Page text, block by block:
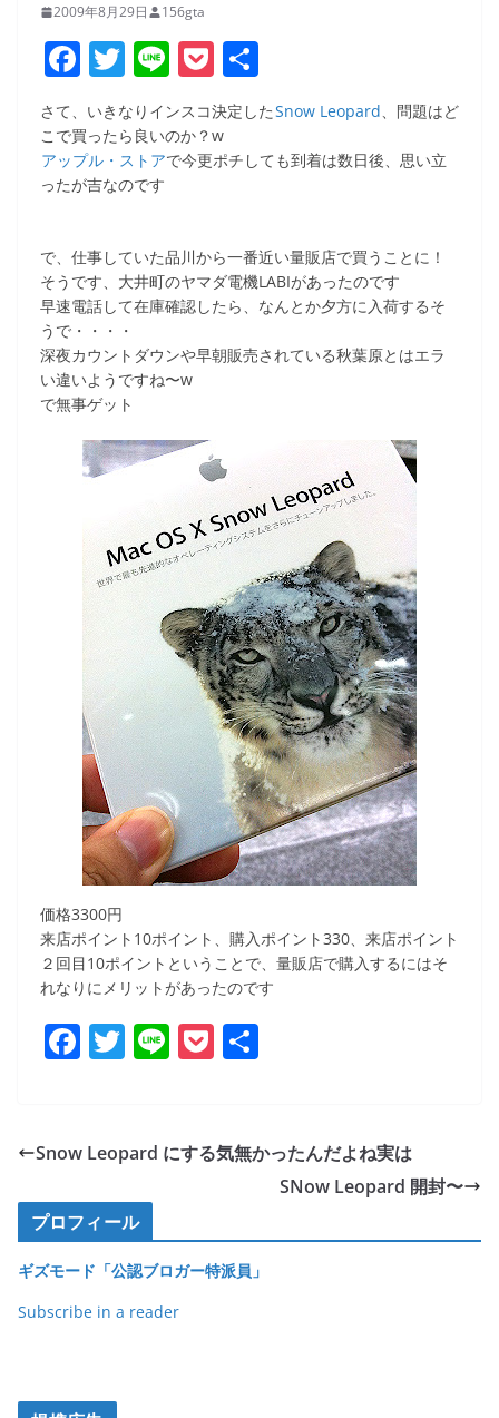
2009年8月29日 156gta
F
a
c
e
b
o
o
k
T
w
itt
er
Li
n
e
P
o
ck
et
有
さて、いきなりインスコ決定したSnow Leopard、問題はど
こで買ったら良いのか？w
アップル・ストアで今更ポチしても到着は数日後、思い立
ったが吉なのです
で、仕事していた品川から一番近い量販店で買うことに！
そうです、大井町のヤマダ電機LABIがあったのです
早速電話して在庫確認したら、なんとか夕方に入荷するそ
うで・・・・
深夜カウントダウンや早朝販売されている秋葉原とはエラ
い違いようですね〜w
で無事ゲット
価格3300円
来店ポイント10ポイント、購入ポイント330、来店ポイント
２回目10ポイントということで、量販店で購入するにはそ
れなりにメリットがあったのです
F
e
o
o
k
T
er
Li P
et
Snow Leopard にする気無かったんだよね実は
SNow Leopard 開封〜
プロフィール
ギズモード「公認ブロガー特派員」
Subscribe in a reader